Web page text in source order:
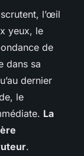
l’œil
yeux, le
de
dans sa
dernier
le
La
.